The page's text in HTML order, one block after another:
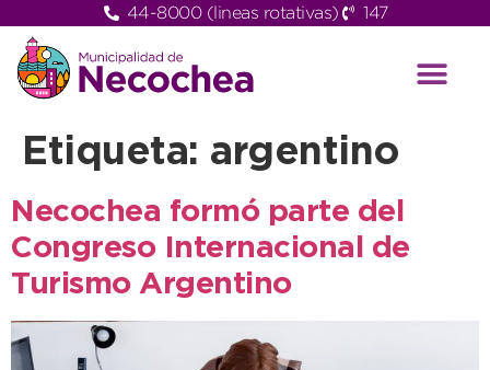
44-8000 (lineas rotativas) 147
Etiqueta: argentino
Necochea formó parte del
Congreso Internacional de
Turismo Argentino